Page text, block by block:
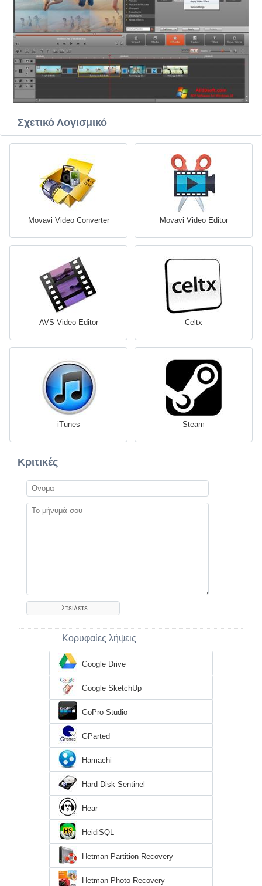
Σχετικό Λογισμικό
Movavi Video Converter Movavi Video Editor
AVS Video Editor Celtx
iTunes Steam
Κριτικές
Κορυφαίες λήψεις
Google Drive
Google SketchUp
GoPro Studio
GParted
Hamachi
Hard Disk Sentinel
Hear
HeidiSQL
Hetman Partition Recovery
Hetman Photo Recovery